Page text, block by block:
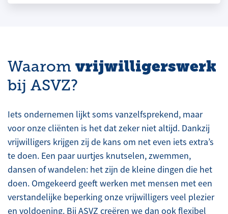
Waarom vrijwilligerswerk
bij ASVZ?
Iets ondernemen lijkt soms vanzelfsprekend, maar
voor onze cliënten is het dat zeker niet altijd. Dankzij
vrijwilligers krijgen zij de kans om net even iets extra’s
te doen. Een paar uurtjes knutselen, zwemmen,
dansen of wandelen: het zijn de kleine dingen die het
doen. Omgekeerd geeft werken met mensen met een
verstandelijke beperking onze vrijwilligers veel plezier
en voldoening. Bij ASVZ creëren we dan ook flexibel